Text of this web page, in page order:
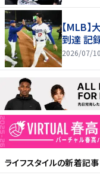
【MLB
到達 記
2026/07/
ライフスタイルの新着記事